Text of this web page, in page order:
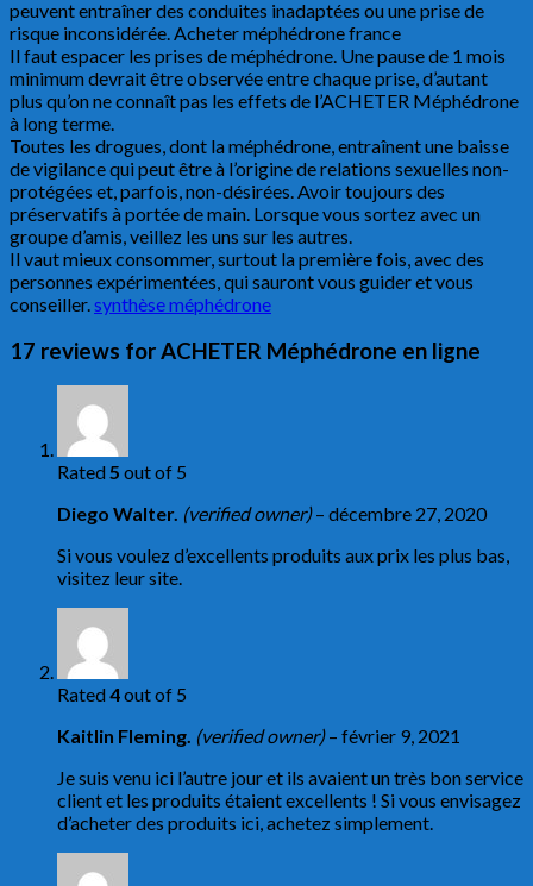
peuvent entraîner des conduites inadaptées ou une prise de
risque inconsidérée. Acheter méphédrone france
Il faut espacer les prises de méphédrone. Une pause de 1 mois
minimum devrait être observée entre chaque prise, d’autant
plus qu’on ne connaît pas les effets de l’ACHETER Méphédrone
à long terme.
Toutes les drogues, dont la méphédrone, entraînent une baisse
de vigilance qui peut être à l’origine de relations sexuelles non-
protégées et, parfois, non-désirées. Avoir toujours des
préservatifs à portée de main. Lorsque vous sortez avec un
groupe d’amis, veillez les uns sur les autres.
Il vaut mieux consommer, surtout la première fois, avec des
personnes expérimentées, qui sauront vous guider et vous
conseiller.synthèse méphédrone
17 reviews forACHETER Méphédrone en ligne
Rated5 out of 5
Diego Walter. (verified owner) – décembre 27, 2020
Si vous voulez d’excellents produits aux prix les plus bas,
visitez leur site.
Rated4out of 5
Kaitlin Fleming. (verified owner) – février 9, 2021
Je suis venu ici l’autre jour et ils avaient un très bon service
client et les produits étaient excellents ! Si vous envisagez
d’acheter des produits ici, achetez simplement.